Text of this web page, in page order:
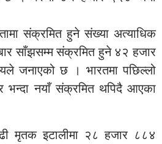
संक्रमित हुने संख्या अत्याधिक
साँझसम्म संक्रमित हुने ४२ हजार
जनाएको छ । भारतमा पछिल्लो
भन्दा नयाँ संक्रमित थपिदै आएका
मृतक इटालीमा २८ हजार ८८४